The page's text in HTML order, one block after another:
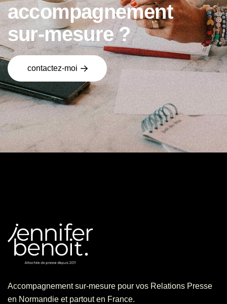
accompagnement
sur-mesure ?
contactez-moi
Accompagnement sur-mesure pour vos Relations Presse
en Normandie et partout en France.